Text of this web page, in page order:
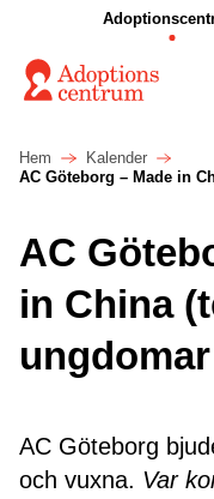
Hem
Kalender
AC Göteborg – Made in
AC
in China
AC Göteborg
och vuxna. Var